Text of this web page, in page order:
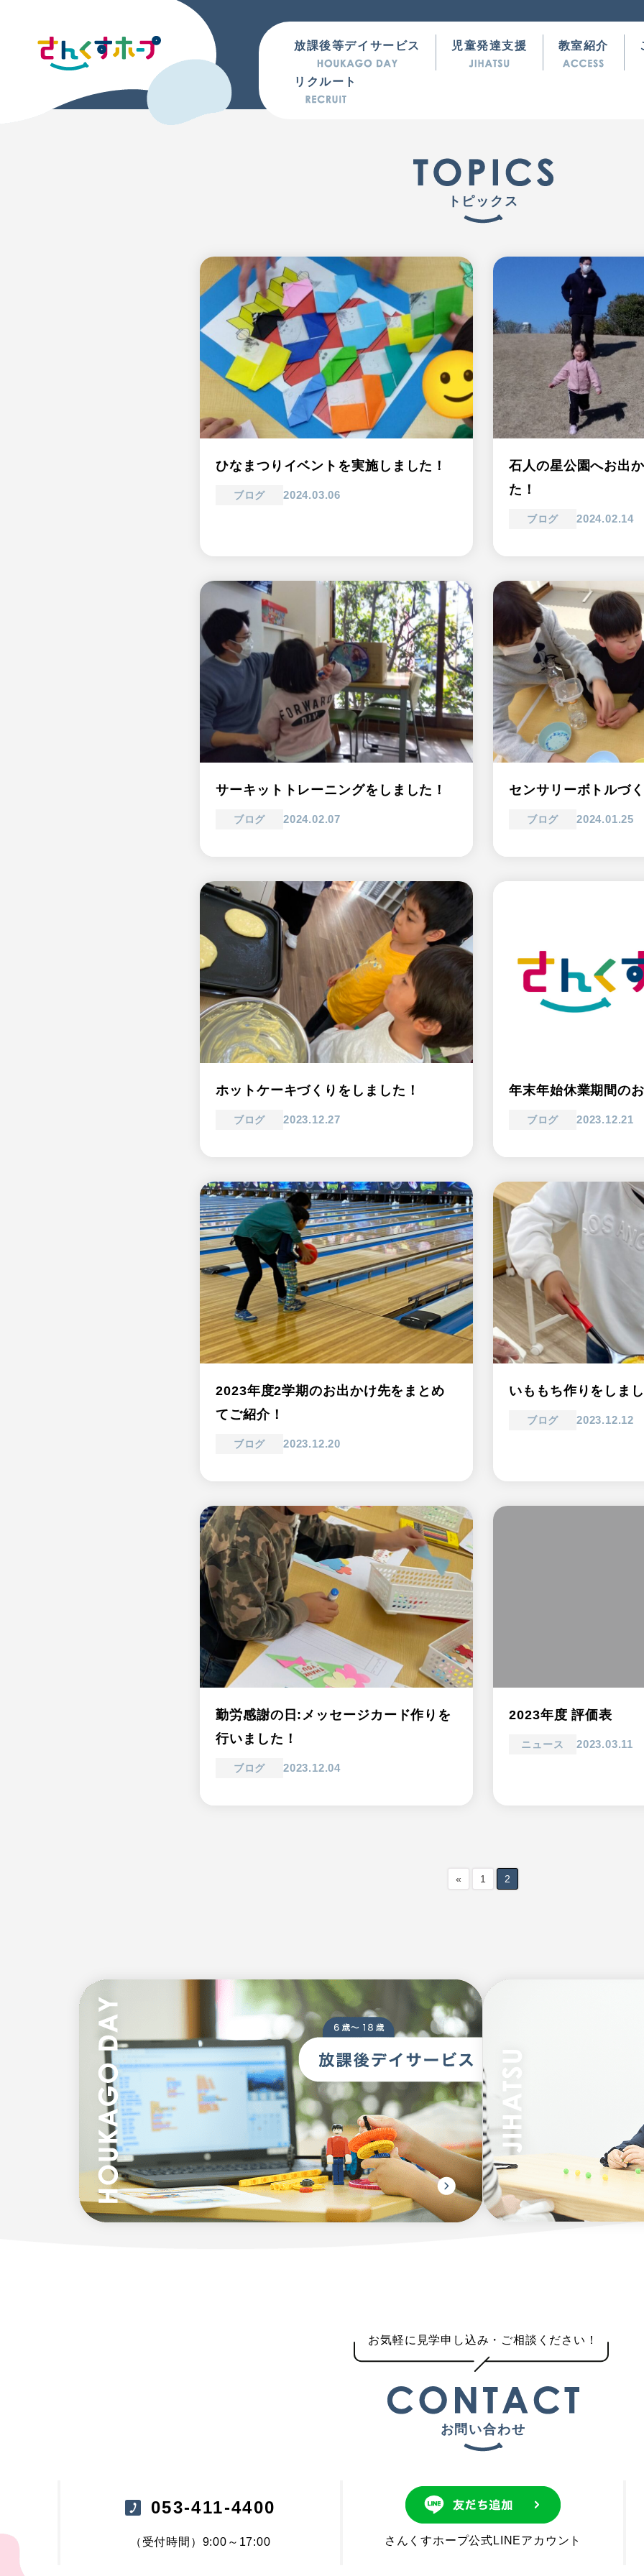
放課後等デイサービス 児童発達支援 教室紹介
リクルート
トピックス
ひなまつりイベントを実施しました！
ブログ 2024.03.06
石人の星公園へお出
た！
ブログ 2024.02.14
サーキットトレーニングをしました！
ブログ 2024.02.07
センサリーボトルづ
ブログ 2024.01.25
ホットケーキづくりをしました！
ブログ 2023.12.27
年末年始休業期間の
ブログ 2023.12.21
2023年度2学期のお出かけ先をまとめ
てご紹介！
ブログ 2023.12.20
いももち作りをしま
ブログ 2023.12.12
勤労感謝の日:メッセージカード作りを
行いました！
ブログ 2023.12.04
2023年度 評価表
ニュース 2023.03.11
« 1 2
お気軽に見学申し込み・ご相談ください！
お問い合わせ
053-411-4400
（受付時間）9:00～17:00 さんくすホープ公式LINEアカウント